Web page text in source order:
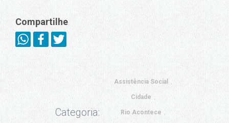
Compartilhe
Categoria:
Assistência Social
Cidade
Rio Acontece